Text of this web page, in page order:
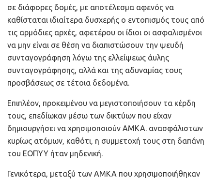
σε διάφορες δομές, με αποτέλεσμα αφενός να
καθίσταται ιδιαίτερα δυσχερής ο εντοπισμός τους από
τις αρμόδιες αρχές, αφετέρου οι ίδιοι οι ασφαλισμένοι
να μην είναι σε θέση να διαπιστώσουν την ψευδή
συνταγογράφηση λόγω της ελλείψεως άυλης
συνταγογράφησης, αλλά και της αδυναμίας τους
προσβάσεως σε τέτοια δεδομένα.
Επιπλέον, προκειμένου να μεγιστοποιήσουν τα κέρδη
τους, επεδίωκαν μέσω των δικτύων που είχαν
δημιουργήσει να χρησιμοποιούν ΑΜΚΑ. ανασφάλιστων
κυρίως ατόμων, καθότι, η συμμετοχή τους στη δαπάνη
του ΕΟΠΥΥ ήταν μηδενική.
Γενικότερα, μεταξύ των ΑΜΚΑ που χρησιμοποιήθηκαν